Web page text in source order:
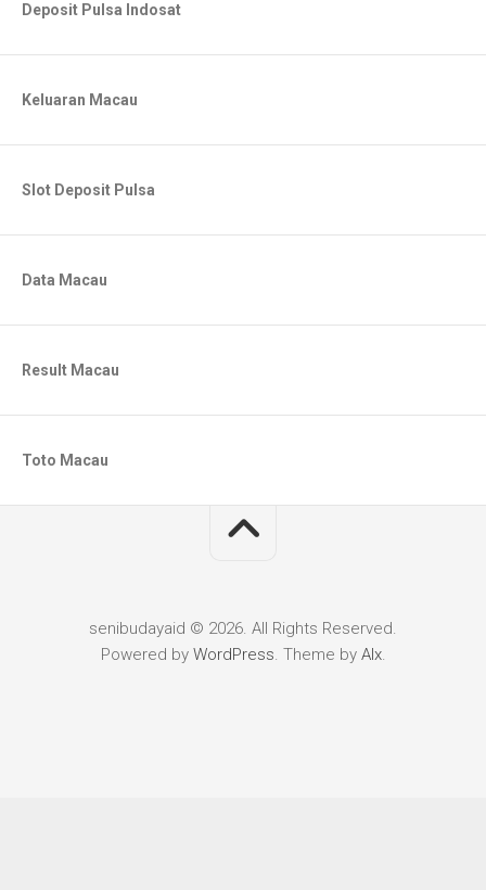
Deposit Pulsa Indosat
Keluaran Macau
Slot Deposit Pulsa
Data Macau
Result Macau
Toto Macau
senibudayaid © 2026. All Rights Reserved.
Powered by WordPress. Theme by Alx.